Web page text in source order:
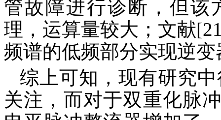
管故障进行诊断，但该
理，运算量较大；文献
频谱的低频部分实现逆
综上可知，现有研究
关注，而对于双重化脉